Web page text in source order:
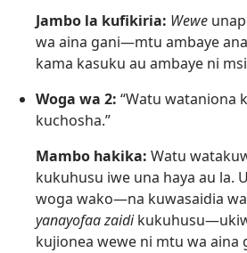
Jambo la kufikiria: Wewe
wa aina gani—mtu ambaye
kama kasuku au ambaye ni
Woga wa 2: “Watu wataniona
kuchosha.”
Mambo hakika: Watu
kukuhusu iwe una haya au la.
woga wako—na kuwasaidia
yanayofaa zaidi
kujionea wewe ni mtu wa aina